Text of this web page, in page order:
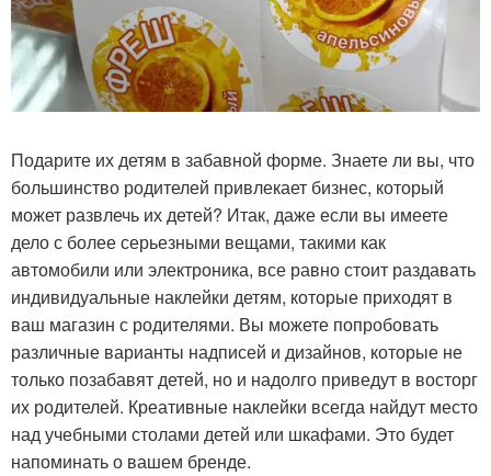
Подарите их детям в забавной форме. Знаете ли вы, что
большинство родителей привлекает бизнес, который
может развлечь их детей? Итак, даже если вы имеете
дело с более серьезными вещами, такими как
автомобили или электроника, все равно стоит раздавать
индивидуальные наклейки детям, которые приходят в
ваш магазин с родителями. Вы можете попробовать
различные варианты надписей и дизайнов, которые не
только позабавят детей, но и надолго приведут в восторг
их родителей. Креативные наклейки всегда найдут место
над учебными столами детей или шкафами. Это будет
напоминать о вашем бренде.